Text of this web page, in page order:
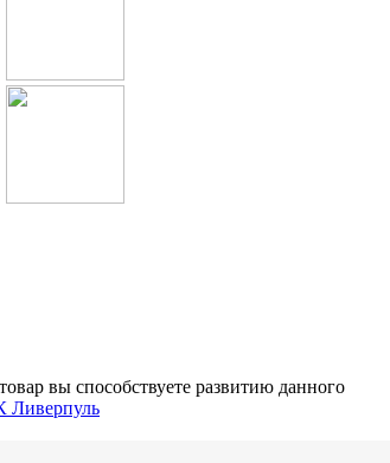
вы способствуете развитию данного